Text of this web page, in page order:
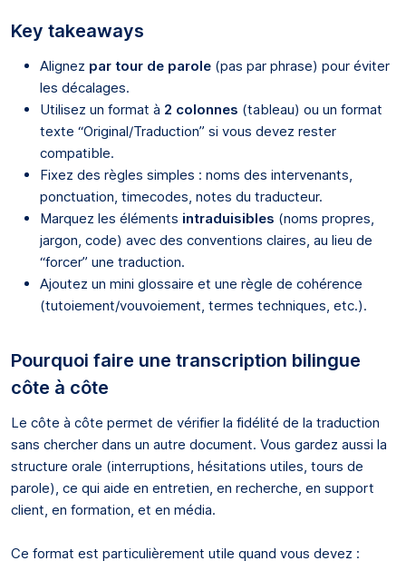
Key takeaways
Alignez par tour de parole (pas par phrase) pour éviter
les décalages.
Utilisez un format à 2 colonnes (tableau) ou un format
texte “Original/Traduction” si vous devez rester
compatible.
Fixez des règles simples : noms des intervenants,
ponctuation, timecodes, notes du traducteur.
Marquez les éléments intraduisibles (noms propres,
jargon, code) avec des conventions claires, au lieu de
“forcer” une traduction.
Ajoutez un mini glossaire et une règle de cohérence
(tutoiement/vouvoiement, termes techniques, etc.).
Pourquoi faire une transcription bilingue
côte à côte
Le côte à côte permet de vérifier la fidélité de la traduction
sans chercher dans un autre document. Vous gardez aussi la
structure orale (interruptions, hésitations utiles, tours de
parole), ce qui aide en entretien, en recherche, en support
client, en formation, et en média.
Ce format est particulièrement utile quand vous devez :